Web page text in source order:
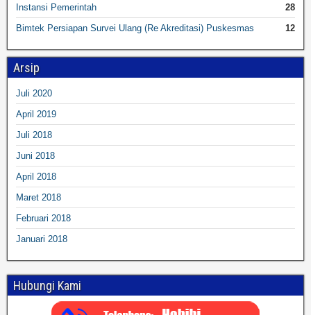
Instansi Pemerintah
28
Bimtek Persiapan Survei Ulang (Re Akreditasi) Puskesmas
12
Arsip
Juli 2020
April 2019
Juli 2018
Juni 2018
April 2018
Maret 2018
Februari 2018
Januari 2018
Hubungi Kami